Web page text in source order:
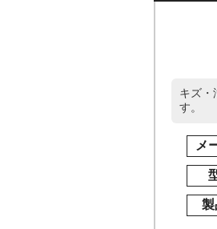
キズ・
す。
メ
製